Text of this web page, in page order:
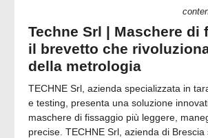
Techne Srl | Maschere di
il brevetto che
della metrologia
TECHNE Srl, azienda specializzata in
e testing, presenta una soluzione
maschere di fissaggio più leggere,
precise. TECHNE Srl, azienda di Brescia